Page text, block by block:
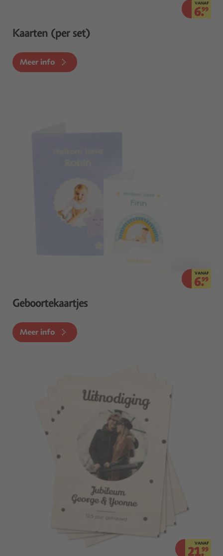
VANAF
6.99
Kaarten (per set)
Meer info
VANAF
6.99
Geboortekaartjes
Meer info
VANAF
21.99